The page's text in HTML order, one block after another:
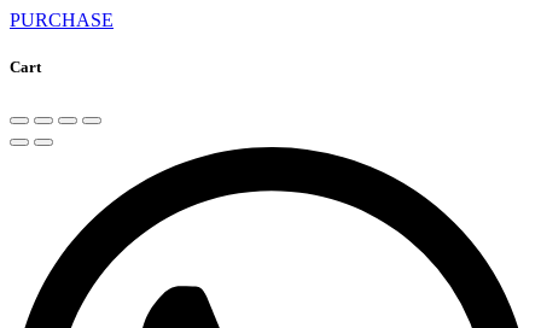
PURCHASE
Cart